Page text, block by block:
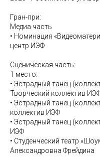
Гран-при:
Медиа часть
• Номинация
центр ИЭФ
Сценическая часть:
1 место:
• Эстрадный танец
Творческий коллектив
• Эстрадный танец
коллектив ИЭФ
• Эстрадный танец
ИЭФ
• Студенческий театр
Александровна Фрейдина